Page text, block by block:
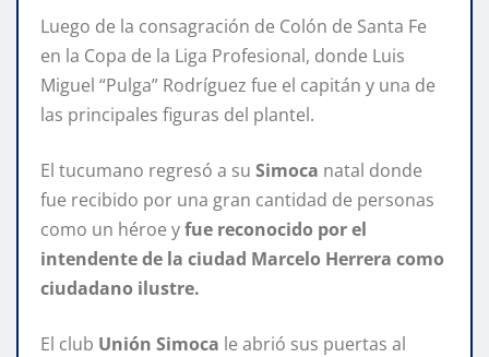
Luego de la consagración de Colón de Santa Fe
en la Copa de la Liga Profesional, donde Luis
Miguel “Pulga” Rodríguez fue el capitán y una de
las principales figuras del plantel.
El tucumano regresó a su Simoca natal donde
fue recibido por una gran cantidad de personas
como un héroe yfue reconocido por el
intendente de la ciudad Marcelo Herrera como
ciudadano ilustre.
El club Unión Simoca le abrió sus puertas al